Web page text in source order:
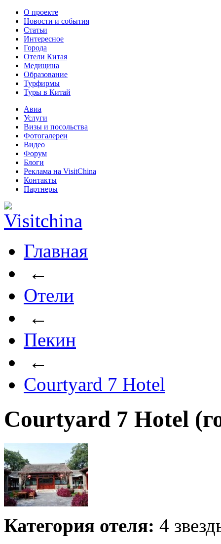
О проекте
Новости и события
Статьи
Интересное
Города
Отели Китая
Медицина
Образование
Турфирмы
Туры в Китай
Авиа
Услуги
Визы и посольства
Фотогалереи
Видео
Форум
Блоги
Реклама на VisitChina
Контакты
Партнеры
Главная
←
Отели
←
Пекин
←
Courtyard 7 Hotel
Courtyard 7 Hotel
Категория отеля: 4